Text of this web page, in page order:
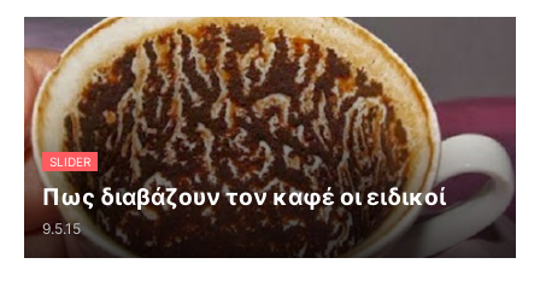
SLIDER
Πως διαβάζουν τον καφέ οι ειδικοί
9.5.15